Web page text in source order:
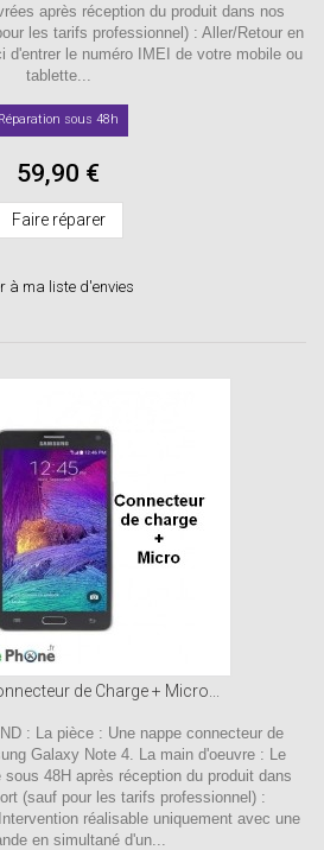
après réception du produit dans nos
les tarifs professionnel) : Aller/Retour en
d'entrer le numéro IMEI de votre mobile ou
tablette...
Réparation sous 48h
59,90 €
Faire réparer
à ma liste d'envies
de Charge + Micro...
: La pièce : Une nappe connecteur de
Galaxy Note 4. La main d'oeuvre : Le
48H après réception du produit dans
(sauf pour les tarifs professionnel) :
réalisable uniquement avec une
en simultané d'un...